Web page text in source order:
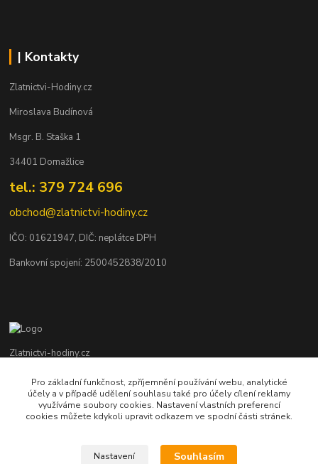
| Kontakty
Zlatnictvi-Hodiny.cz
Miroslava Budínová
Msgr. B. Staška 1
34401 Domažlice
tel.: 379 724 696
obchod@zlatnictvi-hodiny.cz
IČO: 01621947, DIČ: neplátce DPH
Bankovní spojení: 2500452838/2010
Zlatnictvi-hodiny.cz
+420 379 492 545
Po - Pá: 9,00 - 17,00 hod., So: 9,00 - 11,30 hod.
Pro základní funkčnost, zpříjemnění používání webu, analytické
účely a v případě udělení souhlasu také pro účely cílení reklamy
využíváme soubory cookies. Nastavení vlastních preferencí
cookies můžete kdykoli upravit odkazem ve spodní části stránek.
Nastavení Souhlasím